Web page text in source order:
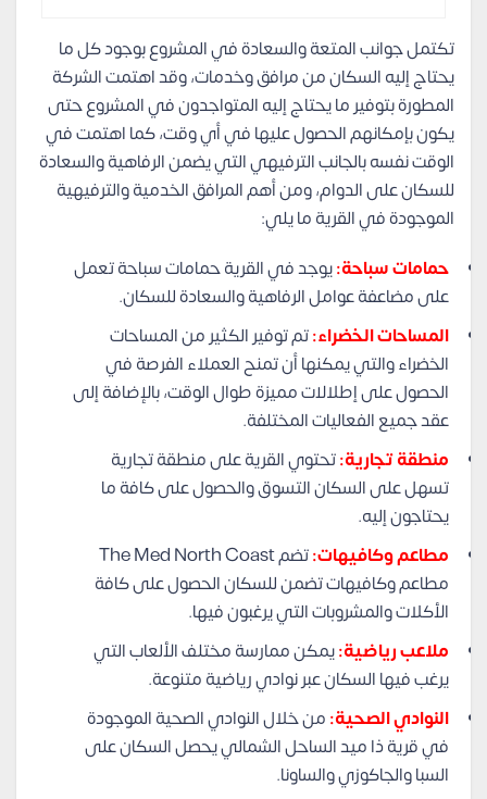
تكتمل جوانب المتعة والسعادة في المشروع بوجود كل ما
يحتاج إليه السكان من مرافق وخدمات، وقد اهتمت الشركة
المطورة بتوفير ما يحتاج إليه المتواجدون في المشروع حتى
يكون بإمكانهم الحصول عليها في أي وقت، كما اهتمت في
الوقت نفسه بالجانب الترفيهي التي يضمن الرفاهية والسعادة
للسكان على الدوام، ومن أهم المرافق الخدمية والترفيهية
الموجودة في القرية ما يلي:
حمامات سباحة:يوجد في القرية حمامات سباحة تعمل
على مضاعفة عوامل الرفاهية والسعادة للسكان.
المساحات الخضراء:تم توفير الكثير من المساحات
الخضراء والتي يمكنها أن تمنح العملاء الفرصة في
الحصول على إطلالات مميزة طوال الوقت، بالإضافة إلى
عقد جميع الفعاليات المختلفة.
منطقة تجارية:تحتوي القرية على منطقة تجارية
تسهل على السكان التسوق والحصول على كافة ما
يحتاجون إليه.
مطاعم وكافيهات:
تضم The Med North Coast
مطاعم وكافيهات تضمن للسكان الحصول على كافة
الأكلات والمشروبات التي يرغبون فيها.
ملاعب رياضية:يمكن ممارسة مختلف الألعاب التي
يرغب فيها السكان عبر نوادي رياضية متنوعة.
النوادي الصحية:من خلال النوادي الصحية الموجودة
في قرية ذا ميد الساحل الشمالي يحصل السكان على
السبا والجاكوزي والساونا.